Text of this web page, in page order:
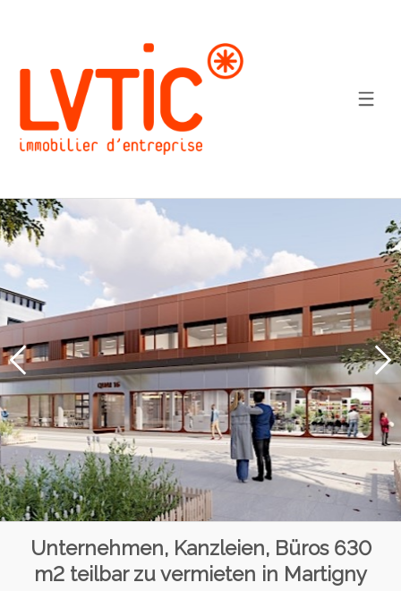
Unternehmen, Kanzleien, Büros 630
m2 teilbar zu vermieten in Martigny